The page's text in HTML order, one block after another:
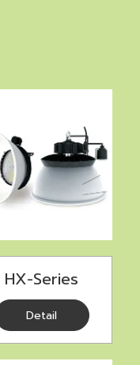
HX-Series
Detail